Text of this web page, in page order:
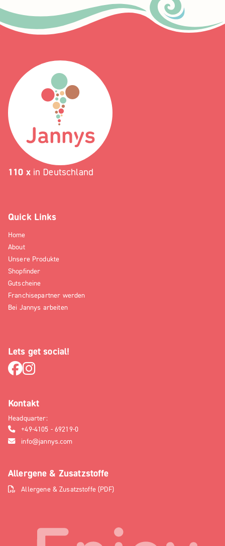
110 xin Deutschland
Quick Links
Home
About
Unsere Produkte
Shopfinder
Gutscheine
Franchisepartner werden
Bei Jannys arbeiten
Lets get social!
Kontakt
Headquarter:
+49-4105 - 69219-0
info@jannys.com
Allergene & Zusatzstoffe
Allergene & Zusatzstoffe (PDF)